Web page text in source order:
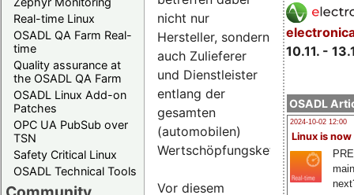
Real-time Linux
OSADL QA Farm Real-
time
Quality assurance at
the OSADL QA Farm
OSADL Linux Add-on
Patches
OPC UA PubSub over
TSN
Safety Critical Linux
OSADL Technical Tools
10.11. -
OSADL
2024-10-02 12:00
Linux is now
nicht nur
Hersteller, sondern
auch Zulieferer
und Dienstleister
entlang der
gesamten
(automobilen)
Wertschöpfungskette.
Vor diesem